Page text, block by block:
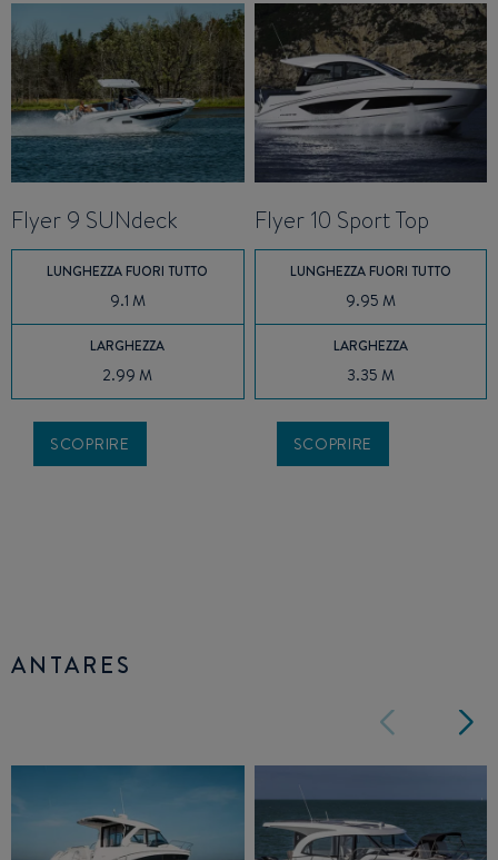
Flyer 9 SUNdeck
LUNGHEZZA FUORI TUTTO
9.1 M
LARGHEZZA
2.99 M
SCOPRIRE
Flyer 10 Sport Top
LUNGHEZZA FUORI TUTTO
9.95 M
LARGHEZZA
3.35 M
SCOPRIRE
ANTARES